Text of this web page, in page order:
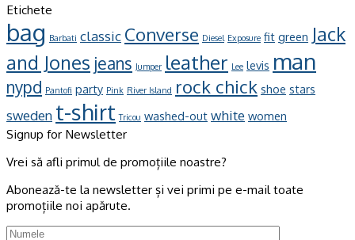
Etichete
bag Barbati classic Converse Diesel Exposure fit green Jack
and Jones jeans Jumper leather Lee levis man
nypd Pantofi party Pink River Island rock chick shoe stars
sweden t-shirt Tricou washed-out white women
Signup for Newsletter
Vrei să afli primul de promoțiile noastre?
Abonează-te la newsletter și vei primi pe e-mail toate
promoțiile noi apărute.